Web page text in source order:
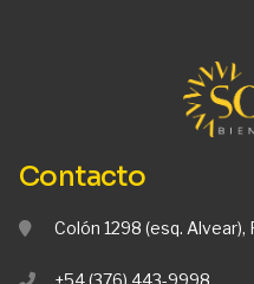
Contacto
Colón 1298 (esq.
+54 (376) 443-9998